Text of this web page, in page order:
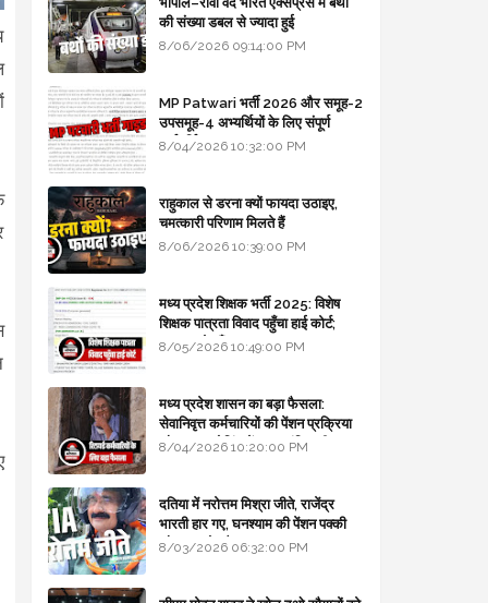
की संख्या डबल से ज्यादा हुई
8/06/2026 09:14:00 PM
MP Patwari भर्ती 2026 और समूह-2
उपसमूह-4 अभ्यर्थियों के लिए संपूर्ण
मार्गदर्शिका
8/04/2026 10:32:00 PM
राहुकाल से डरना क्यों फायदा उठाइए,
चमत्कारी परिणाम मिलते हैं
8/06/2026 10:39:00 PM
मध्य प्रदेश शिक्षक भर्ती 2025: विशेष
शिक्षक पात्रता विवाद पहुँचा हाई कोर्ट;
सरकार से माँगा जवाब
8/05/2026 10:49:00 PM
मध्य प्रदेश शासन का बड़ा फैसला:
सेवानिवृत्त कर्मचारियों की पेंशन प्रक्रिया
और बजट कोडिंग में हुए क्रांतिकारी
8/04/2026 10:20:00 PM
दतिया में नरोत्तम मिश्रा जीते, राजेंद्र
भारती हार गए, घनश्याम की पेंशन पक्की
और आशुतोष बैक टू...
8/03/2026 06:32:00 PM